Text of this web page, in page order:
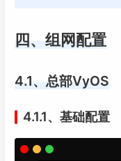
四、组网配置
4.1、总部VyOS
4.1.1、基础配置